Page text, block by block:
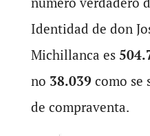
Identidad de don
Michillanca es
no 38.039 como se
de compraventa.